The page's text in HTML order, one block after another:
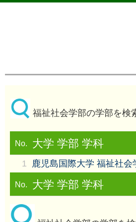
福祉社会学部の学部を検
No. 大学 学部 学科
1 鹿児島国際大学 福祉社会
No. 大学 学部 学科